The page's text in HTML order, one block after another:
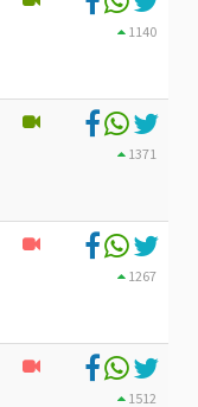
1140
1371
1267
1512